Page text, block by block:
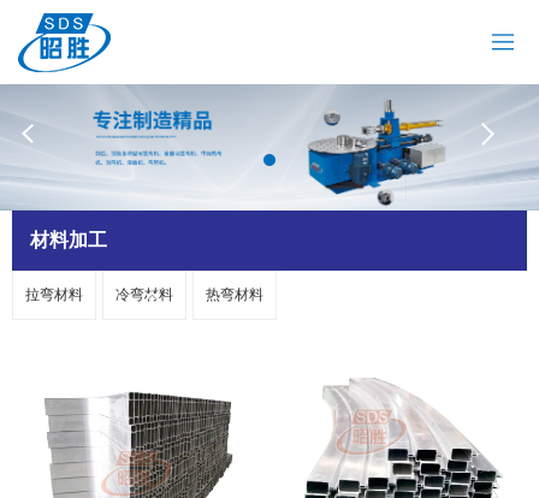
网站首页
关于我们
拉弯机
油冷机
热弯机
联系我们
材料加工
拉弯材料 冷弯材料 热弯材料